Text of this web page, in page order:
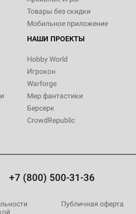
Товары без скидки
Мобильное приложение
НАШИ ПРОЕКТЫ
Hobby World
Игрокон
Warforge
Мир фантастики
Берсерк
CrowdRepublic
+7 (800) 500-31-36
Публичная оферта